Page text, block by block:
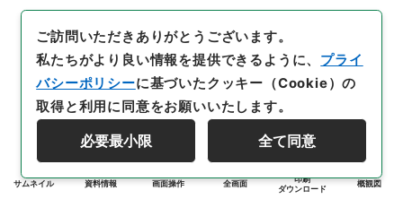
サムネイル 資料情報 画面操作 全画面
印刷
ダウンロード
概観図
ご訪問いただきありがとうございます。
私たちがより良い情報を提供できるように、 プライ
バシーポリシーに基づいたクッキー（Cookie）の
取得と利用に同意をお願いいたします。
必要最小限 全て同意